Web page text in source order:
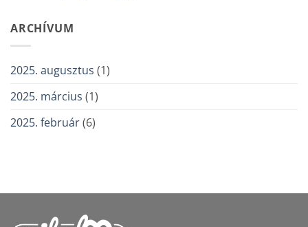
ARCHÍVUM
2025. augusztus (1)
2025. március (1)
2025. február(6)